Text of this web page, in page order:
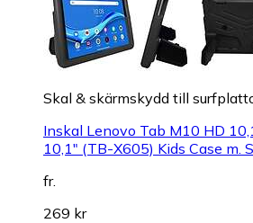
Skal & skärmskydd till
Inskal Lenovo Tab M10 HD
10,1" (TB-X605) Kids Case m.
fr.
269 kr